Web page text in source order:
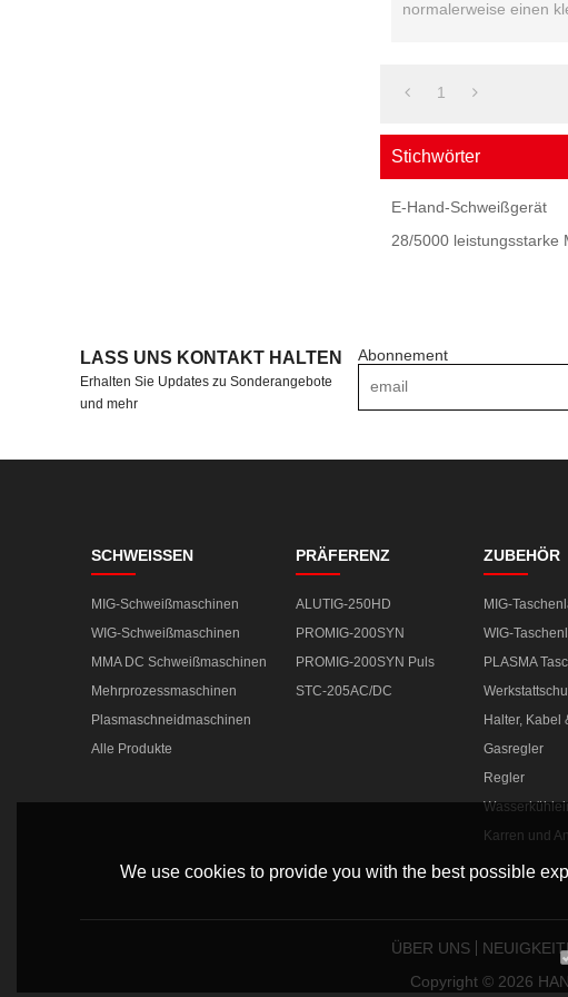
normalerweise einen
1
Stichwörter
E-Hand-Schweißgerät
28/5000 leistungsstarke
LASS UNS KONTAKT HALTEN
Erhalten Sie Updates zu Sonderangebote
und mehr
Abonnement
SCHWEISSEN
MIG-Schweißmaschinen
WIG-Schweißmaschinen
MMA DC Schweißmaschinen
Mehrprozessmaschinen
Plasmaschneidmaschinen
Alle Produkte
PRÄFERENZ
ALUTIG-250HD
PROMIG-200SYN
PROMIG-200SYN Puls
STC-205AC/DC
ZUBEHÖR
MIG-
WIG-
PLASMA
Halter, Kabel
Gasregler
Regler
Karren und
ÜBER UNS
Copyright © 2026
We use cookies to provide you with the best possible